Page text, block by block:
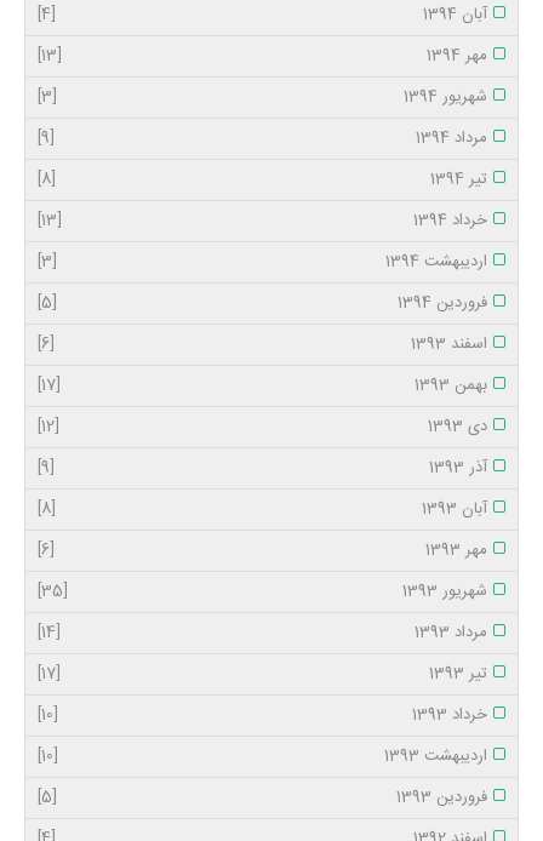
آبان 1394
[4]
مهر 1394
[13]
شهریور 1394
[3]
مرداد 1394
[9]
تیر 1394
[8]
خرداد 1394
[13]
اردیبهشت 1394
[3]
فروردین 1394
[5]
اسفند 1393
[6]
بهمن 1393
[17]
دی 1393
[12]
آذر 1393
[9]
آبان 1393
[8]
مهر 1393
[6]
شهریور 1393
[35]
مرداد 1393
[14]
تیر 1393
[17]
خرداد 1393
[10]
اردیبهشت 1393
[10]
فروردین 1393
[5]